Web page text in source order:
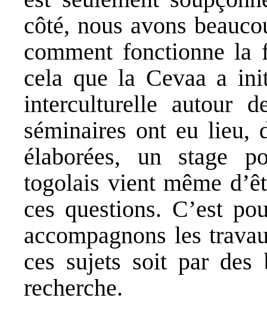
côté, nous avons
comment fonctionne
cela que la Cevaa a
interculturelle autour
séminaires ont eu lieu,
élaborées, un stage
togolais vient même
ces questions. C’est
accompagnons les
ces sujets soit par des
recherche.